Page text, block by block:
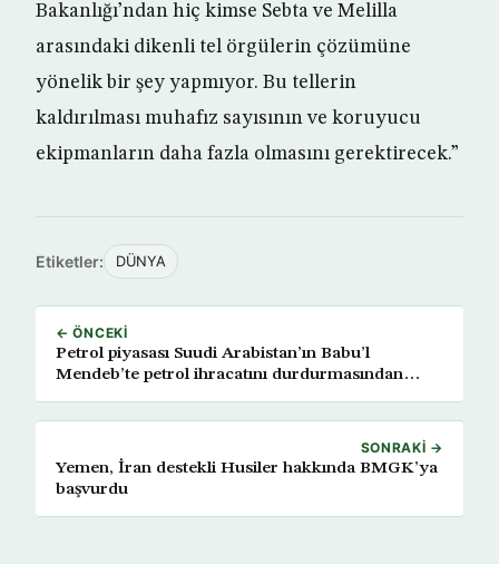
Bakanlığı’ndan hiç kimse Sebta ve Melilla
arasındaki dikenli tel örgülerin çözümüne
yönelik bir şey yapmıyor. Bu tellerin
kaldırılması muhafız sayısının ve koruyucu
ekipmanların daha fazla olmasını gerektirecek.”
Etiketler: DÜNYA
← ÖNCEKI
Petrol piyasası Suudi Arabistan’ın Babu’l
Mendeb’te petrol ihracatını durdurmasından
SONRAKI →
Yemen, İran destekli Husiler hakkında BMGK’ya
başvurdu